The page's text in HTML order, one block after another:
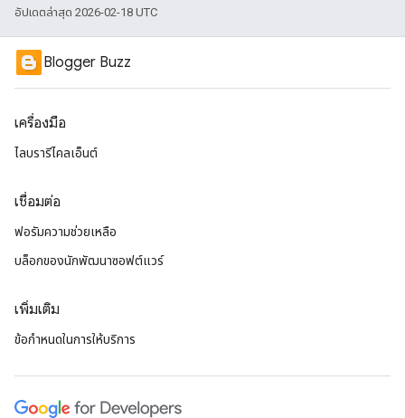
อัปเดตล่าสุด 2026-02-18 UTC
Blogger Buzz
เครื่องมือ
ไลบรารีไคลเอ็นต์
เชื่อมต่อ
ฟอรัมความช่วยเหลือ
บล็อกของนักพัฒนาซอฟต์แวร์
เพิ่มเติม
ข้อกำหนดในการให้บริการ